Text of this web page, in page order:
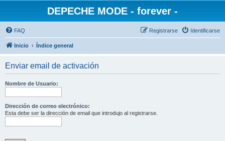
DEPECHE MODE - forever -
FAQ Identificarse
Registrarse
Inicio Índice general
Enviar email de activación
Nombre de Usuario:
Dirección de correo electrónico:
Esta debe ser la dirección de email que introdujo al registrarse.